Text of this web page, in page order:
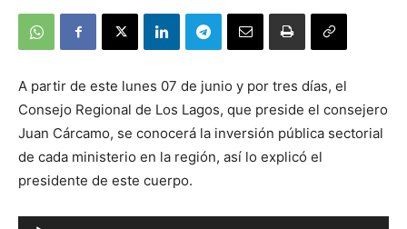
A partir de este lunes 07 de junio y por tres días, el
Consejo Regional de Los Lagos, que preside el consejero
Juan Cárcamo, se conocerá la inversión pública sectorial
de cada ministerio en la región, así lo explicó el
presidente de este cuerpo.